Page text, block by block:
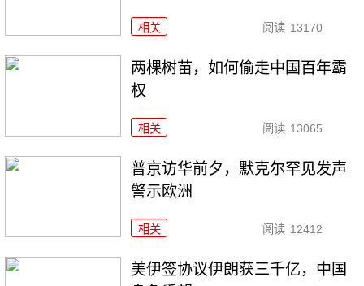
相关 阅读 13170
两棵树苗，如何偷走中国百年霸
权
相关 阅读 13065
普京访华前夕，默克尔罕见发声
警示欧洲
相关 阅读 12412
美伊签协议伊朗获三千亿，中国